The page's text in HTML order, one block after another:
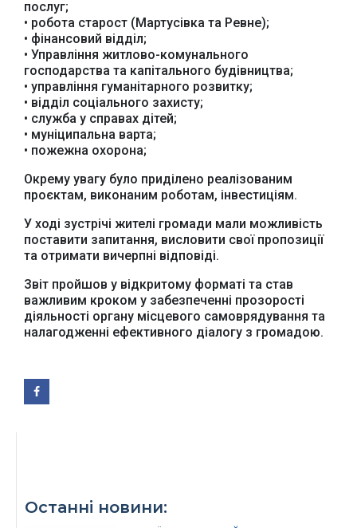
послуг;
• робота старост (Мартусівка та Ревне);
• фінансовий відділ;
• Управління житлово-комунального
господарства та капітального будівництва;
• управління гуманітарного розвитку;
• відділ соціального захисту;
• служба у справах дітей;
• муніципальна варта;
• пожежна охорона;
Окрему увагу було приділено реалізованим
проєктам, виконаним роботам, інвестиціям.
У ході зустрічі жителі громади мали можливість
поставити запитання, висловити свої пропозиції
та отримати вичерпні відповіді.
Звіт пройшов у відкритому форматі та став
важливим кроком у забезпеченні прозорості
діяльності органу місцевого самоврядування та
налагодженні ефективного діалогу з громадою.
Останні новини:
Офіційний веб-сайт
Верховної Ради
України
Офіційне інтернет-
представництво
Президента України
Урядовий портал
Київська обласна
державна адміністрація